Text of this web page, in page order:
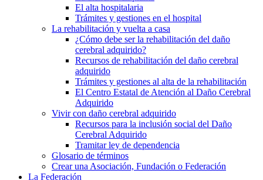
El alta hospitalaria
Trámites y gestiones en el hospital
La rehabilitación y vuelta a casa
¿Cómo debe ser la rehabilitación del daño
cerebral adquirido?
Recursos de rehabilitación del daño cerebral
adquirido
Trámites y gestiones al alta de la rehabilitación
El Centro Estatal de Atención al Daño Cerebral
Adquirido
Vivir con daño cerebral adquirido
Recursos para la inclusión social del Daño
Cerebral Adquirido
Tramitar ley de dependencia
Glosario de términos
Crear una Asociación, Fundación o Federación
La Federación